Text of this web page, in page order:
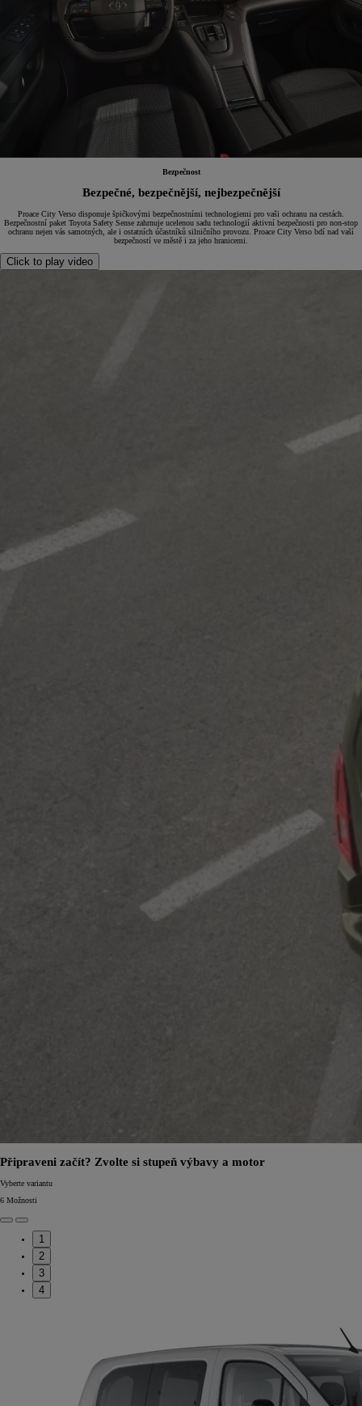
Bezpečnost
Bezpečné, bezpečnější, nejbezpečnější
Proace City Verso disponuje špičkovými bezpečnostními technologiemi pro vaši ochranu na cestách.
Bezpečnostní paket Toyota Safety Sense zahrnuje ucelenou sadu technologií aktivní bezpečnosti pro non-stop
ochranu nejen vás samotných, ale i ostatních účastníků silničního provozu. Proace City Verso bdí nad vaší
bezpečností ve městě i za jeho hranicemi.
Click to play video
Připraveni začít? Zvolte si stupeň výbavy a motor
Vyberte variantu
6 Možnosti
1
2
3
4